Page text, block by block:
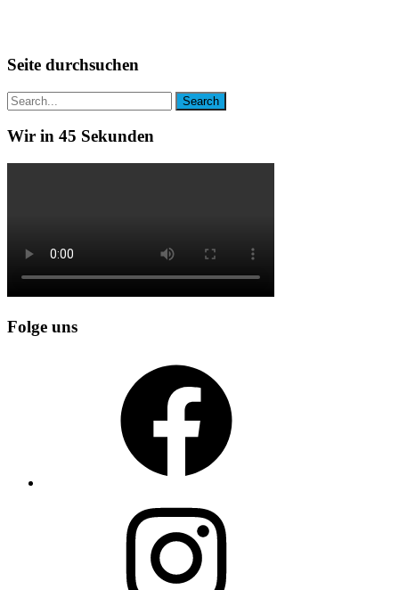
Seite durchsuchen
Wir in 45 Sekunden
Folge uns